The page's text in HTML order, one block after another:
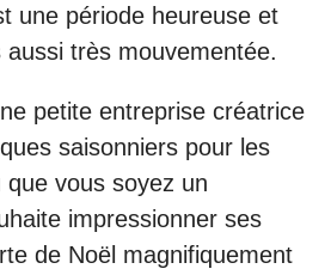
une période heureuse et
très mouvementée.
petite entreprise créatrice
saisonniers pour les
vous soyez un
impressionner ses
de Noël magnifiquement